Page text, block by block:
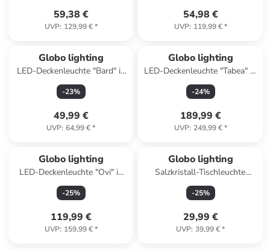
59,38 €
UVP: 129,99 €*
54,98 €
UVP: 119,99 €*
Globo lighting
LED-Deckenleuchte "Bard" in
Braun/ Schwarz - (B)42 x (H)8
x (T)31 cm
-23%
49,99 €
UVP: 64,99 €*
Globo lighting
LED-Deckenleuchte "Tabea" in
Gold - Ø 50 cm
-24%
189,99 €
UVP: 249,99 €*
Globo lighting
LED-Deckenleuchte "Ovi" in
Weiß - Ø 60 cm
-25%
119,99 €
UVP: 159,99 €*
Globo lighting
Salzkristall-Tischleuchte
"Stone" in Orange - (H)19 x Ø
12 cm
-25%
29,99 €
UVP: 39,99 €*